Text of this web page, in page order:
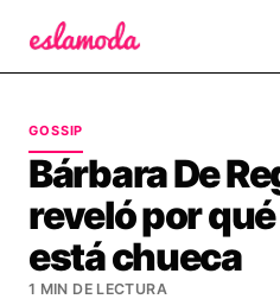
GOSSIP
Bárbara De
reveló por
está chueca
1 MIN DE LECTURA